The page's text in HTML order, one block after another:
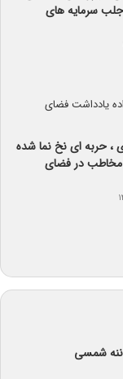
سرمایه های
، حربه ای نخ نما شده
در فضای
شمسی